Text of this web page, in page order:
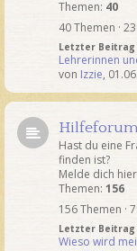
Themen: 40
40 Themen ·
Letzter Beitrag
Lehrerinnen
von Izzie,
Hilfeforum
Hast du eine
finden ist?
Melde dich
Themen: 156
156 Themen ·
Letzter Beitrag
Wieso wird